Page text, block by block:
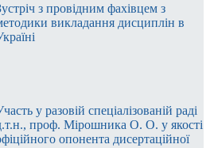
з провідним фахівцем з
викладання дисциплін в
у разовій спеціалізованій раді
проф. Мірошника О. О. у якості
опонента дисертаційної